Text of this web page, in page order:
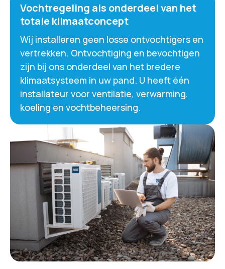
Vochtregeling als onderdeel van het
totale klimaatconcept
Wij installeren geen losse ontvochtigers en
vertrekken. Ontvochtiging en bevochtigen
zijn bij ons onderdeel van het bredere
klimaatsysteem in uw pand. U heeft één
installateur voor ventilatie, verwarming,
koeling en vochtbeheersing.